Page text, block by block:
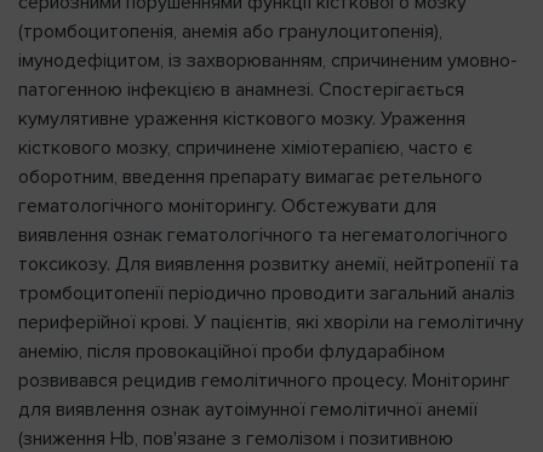
(тромбоцитопенія, анемія або гранулоцитопенія),
імунодефіцитом, із захворюванням, спричиненим умовно-
патогенною інфекцією в анамнезі. Спостерігається
кумулятивне ураження кісткового мозку. Ураження
кісткового мозку, спричинене хіміотерапією, часто є
оборотним, введення препарату вимагає ретельного
гематологічного моніторингу. Обстежувати для
виявлення ознак гематологічного та негематологічного
токсикозу. Для виявлення розвитку анемії, нейтропенії та
тромбоцитопенії періодично проводити загальний аналіз
периферійної крові. У пацієнтів, які хворіли на гемолітичну
анемію, після провокаційної проби флударабіном
розвивався рецидив гемолітичного процесу. Моніторинг
для виявлення ознак аутоімунної гемолітичної анемії
(зниження Hb, пов'язане з гемолізом і позитивною